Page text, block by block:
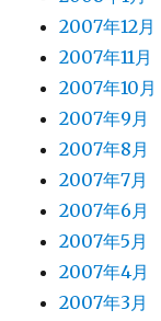
2007年12月
2007年11月
2007年10月
2007年9月
2007年8月
2007年7月
2007年6月
2007年5月
2007年4月
2007年3月